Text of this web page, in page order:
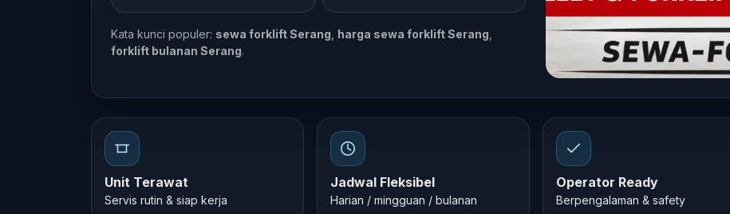
Kata kunci populer: sewa forklift Serang harga sewa forklift Serang
forklift bulanan Serang.
Unit Terawat
Servis rutin & siap kerja
Jadwal Fleksibel
Harian / mingguan / bulanan
Operator Ready
Berpengalaman & safety